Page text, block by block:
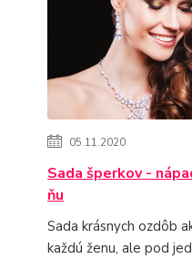
05.11.2020
Sada šperkov -
ňu
Sada krásnych ozdôb
každú ženu, ale pod